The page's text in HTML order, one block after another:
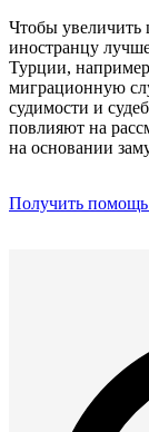
Чтобы увеличить
иностранцу
Турции,
миграционную
судимости и
повлияют на
на основании
Получить помощь